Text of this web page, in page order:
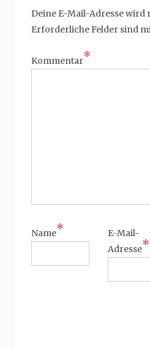
Deine E-Mail-Adresse
Erforderliche Felder sind
Kommentar*
Name*
E-Mail-
Adresse*